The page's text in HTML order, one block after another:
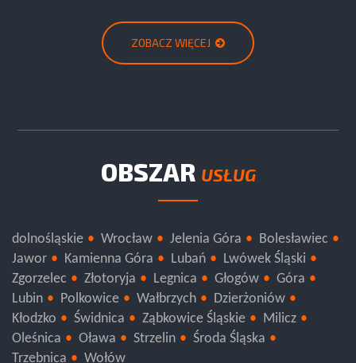
ZOBACZ WIĘCEJ
OBSZAR USŁUG
dolnośląskie Wrocław Jelenia Góra
Bolesławiec
Jawor
Kamienna Góra Lubań
Lwówek Śląski
Zgorzelec
Złotoryja Legnica Głogów
Góra
Lubin
Polkowice Wałbrzych
Dzierżoniów
Kłodzko
Świdnica Ząbkowice Śląskie
Milicz
Oleśnica
Oława Strzelin
Środa Śląska